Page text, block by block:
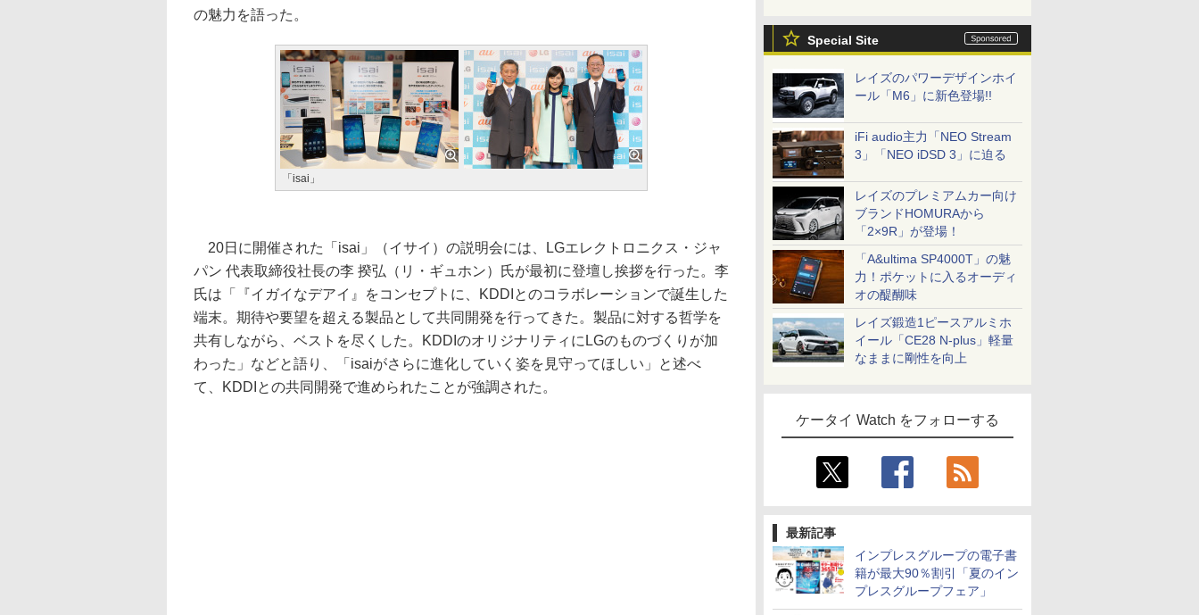
Special Site
レイズのパワーデザインホイ
ール「M6」に新色登場!!
iFi audio主力「NEO Stream
3」「NEO iDSD 3」に迫る
レイズのプレミアムカー向け
ブランドHOMURAから
「2×9R」が登場！
「A&ultima SP4000T」の魅
力！ポケットに入るオーディ
オの醍醐味
レイズ鍛造1ピースアルミホ
イール「CE28 N-plus」軽量
なままに剛性を向上
ケータイ Watch をフォローする
最新記事
インプレスグループの電子書
籍が最大90％割引「夏のイン
プレスグループフェア」
の魅力を語った。
「isai」
20日に開催された「isai」（イサイ）の説明会には、LGエレクトロニクス・ジャ
パン 代表取締役社長の李 揆弘（リ・ギュホン）氏が最初に登壇し挨拶を行った。李
氏は「『イガイなデアイ』をコンセプトに、KDDIとのコラボレーションで誕生した
端末。期待や要望を超える製品として共同開発を行ってきた。製品に対する哲学を
共有しながら、ベストを尽くした。KDDIのオリジナリティにLGのものづくりが加
わった」などと語り、「isaiがさらに進化していく姿を見守ってほしい」と述べ
て、KDDIとの共同開発で進められたことが強調された。